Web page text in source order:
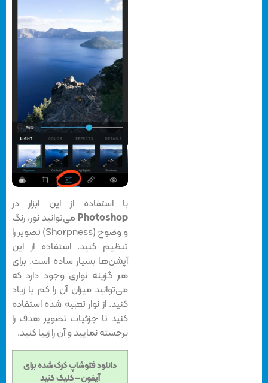
با استفاده از این ابزار در
Photoshopمی‌توانید نور، رنگ
و وضوح (Sharpness) تصویر را
تنظیم کنید. استفاده از این
آپشن‌ها بسیار ساده است. برای
هر گزینه نواری وجود دارد که
می‌توانید میزان آن را کم یا زیاد
کنید. از نوار تعبیه شده استفاده
کنید تا جزئیات تصویر هدف را
برجسته نمایید و آن را زیبا کنید.
دانلود فتوشاپ کرک شده برای
آیفون – کلیک کنید